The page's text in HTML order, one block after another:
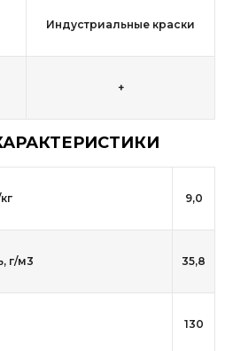
Индустриальные краски
+
9,0
г/м3 35,8
130